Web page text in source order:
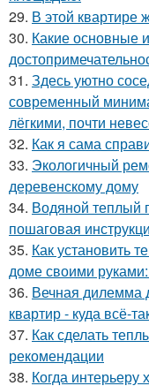
29. В этой квартире
30. Какие основные
31. Здесь уютно
современный
лёгкими, почти
32. Как я сама
33. Экологичный
деревенскому дому
34. Водяной теплый
пошаговая
35. Как установить
доме своими
36. Вечная дилемма
квартир - куда всё-
37. Как сделать
рекомендации
38. Когда интерьеру